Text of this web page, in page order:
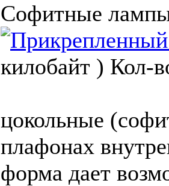
Софитные
килобайт ) Кол-
цокольные
плафонах
форма дает